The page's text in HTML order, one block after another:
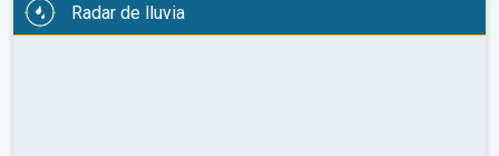
Radar de lluvia